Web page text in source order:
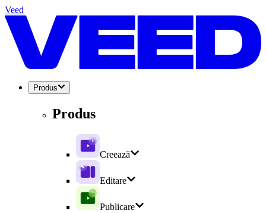
Veed
Produs
Produs
Creează
Editare
Publicare